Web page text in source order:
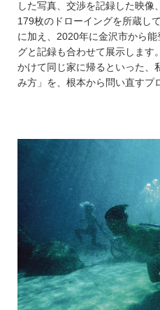
した写真、交渉を記録した映像
179枚のドローイングを所蔵し
に加え、2020年に金沢市から
グと記録も合わせて展示します
かけて同じ家に帰るといった、
み方」を、根本から問い直すプ